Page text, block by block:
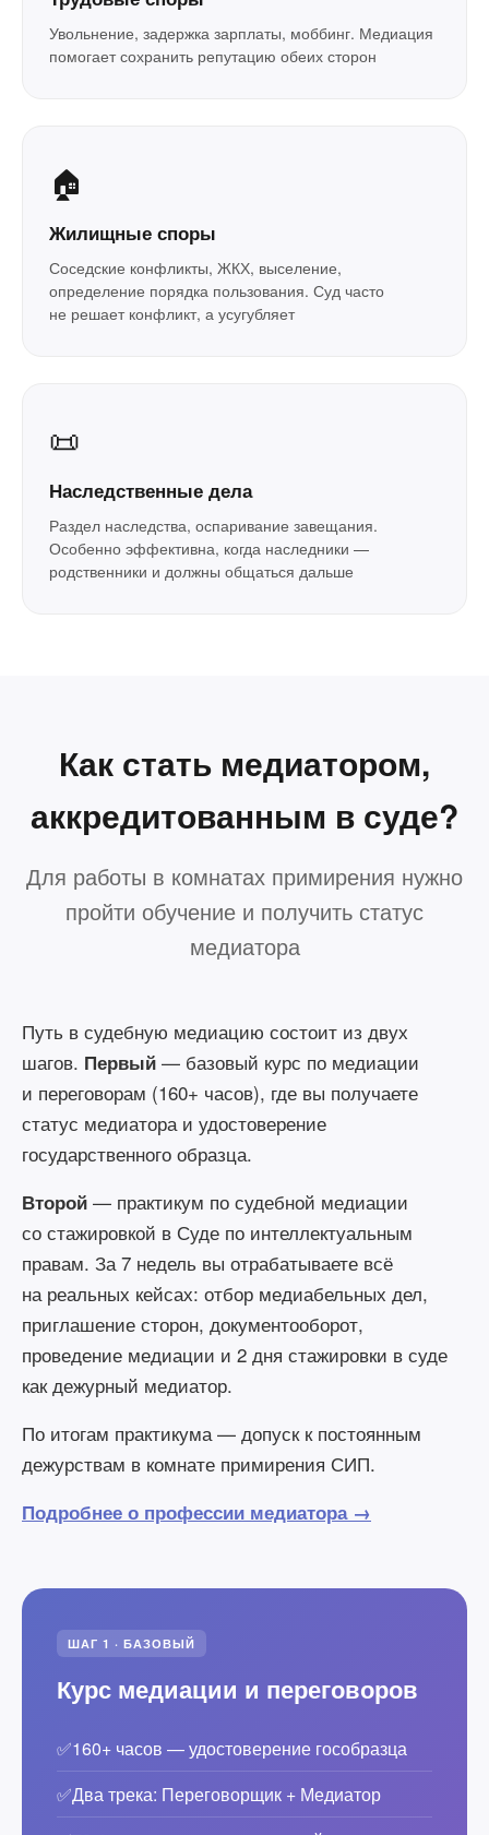
Увольнение, задержка зарплаты, моббинг. Медиация
помогает сохранить репутацию обеих сторон
🏠
Жилищные споры
Соседские конфликты, ЖКХ, выселение,
определение порядка пользования. Суд часто
не решает конфликт, а усугубляет
📜
Наследственные дела
Раздел наследства, оспаривание завещания.
Особенно эффективна, когда наследники —
родственники и должны общаться дальше
Как стать медиатором,
аккредитованным в суде?
Для работы в комнатах примирения нужно
пройти обучение и получить статус
медиатора
Путь в судебную медиацию состоит из двух
шагов. Первый — базовый курс по медиации
и переговорам (160+ часов), где вы получаете
статус медиатора и удостоверение
государственного образца.
Второй — практикум по судебной медиации
со стажировкой в Суде по интеллектуальным
правам. За 7 недель вы отрабатываете всё
на реальных кейсах: отбор медиабельных дел,
приглашение сторон, документооборот,
проведение медиации и 2 дня стажировки в суде
как дежурный медиатор.
По итогам практикума — допуск к постоянным
дежурствам в комнате примирения СИП.
Подробнее о профессии медиатора →
ШАГ 1 · БАЗОВЫЙ
Курс медиации и переговоров
✅160+ часов — удостоверение гособразца
✅Два трека: Переговорщик + Медиатор